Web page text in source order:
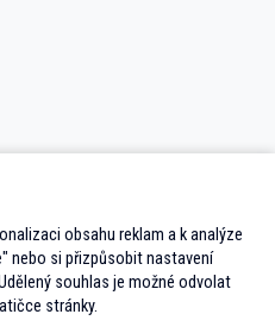
obsahu reklam a k analýze
nebo si přizpůsobit nastavení
souhlas je možné odvolat
stránky.